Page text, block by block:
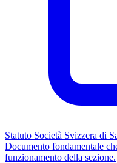
Statuto Società Svizzera di
Documento fondamentale
funzionamento della sezione.